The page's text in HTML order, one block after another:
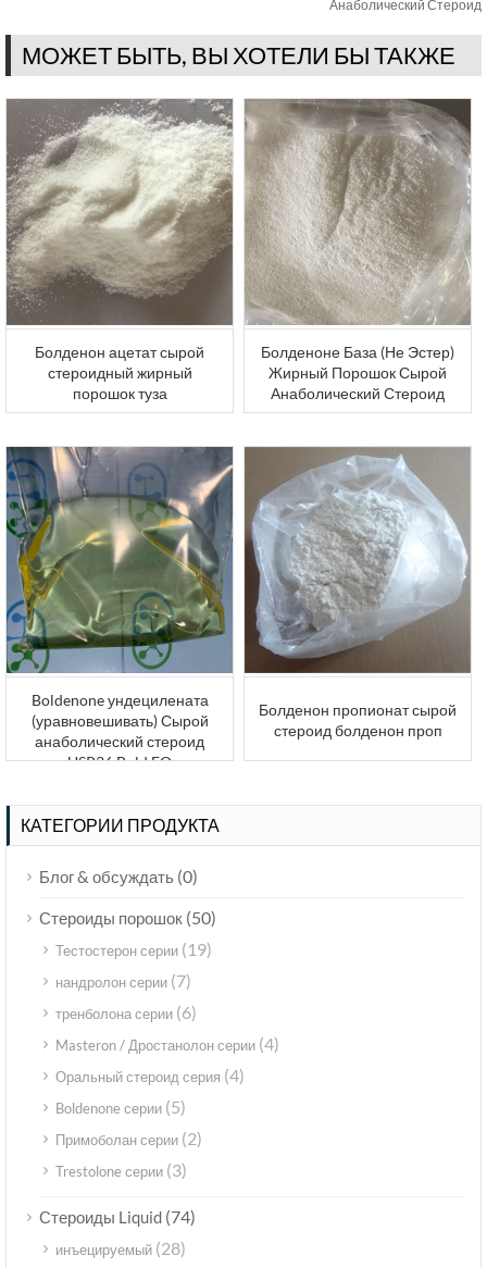
Анаболический Стероид
МОЖЕТ БЫТЬ, ВЫ ХОТЕЛИ БЫ ТАКЖЕ
Болденон ацетат сырой
стероидный жирный
порошок туза
Болденоне База (Не Эстер)
Жирный Порошок Сырой
Анаболический Стероид
Boldenone ундецилената
(уравновешивать) Сырой
анаболический стероид
USP36 Bold EQ
Болденон пропионат сырой
стероид болденон проп
КАТЕГОРИИ ПРОДУКТА
Блог & обсуждать (0)
Стероиды порошок (50)
Тестостерон серии (19)
нандролон серии (7)
тренболона серии (6)
Masteron / Дростанолон серии (4)
Оральный стероид серия (4)
Boldenone серии (5)
Примоболан серии (2)
Trestolone серии (3)
Стероиды Liquid (74)
инъецируемый (28)